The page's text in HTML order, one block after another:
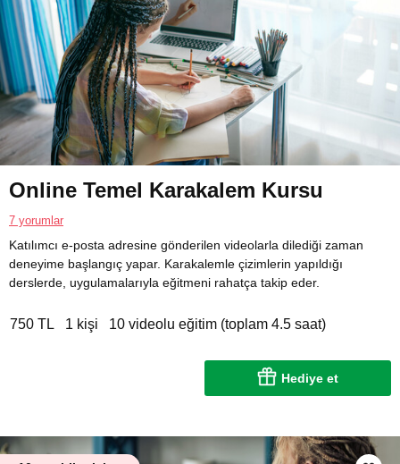
Online Temel Karakalem Kursu
7 yorumlar
Katılımcı e-posta adresine gönderilen videolarla dilediği zaman
deneyime başlangıç yapar. Karakalemle çizimlerin yapıldığı
derslerde, uygulamalarıyla eğitmeni rahatça takip eder.
750 TL 1 kişi 10 videolu eğitim (toplam 4.5 saat)
Hediye et